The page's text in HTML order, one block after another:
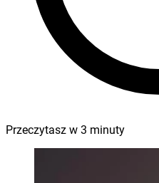
Przeczytasz w 3 minuty